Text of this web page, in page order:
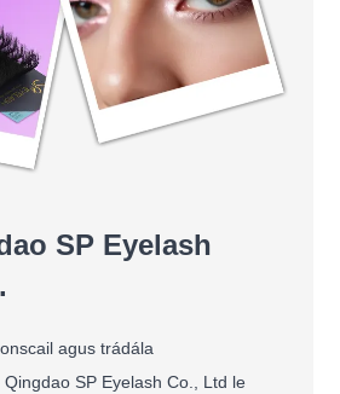
SP Eyelash
agus trádála
SP Eyelash Co., Ltd le